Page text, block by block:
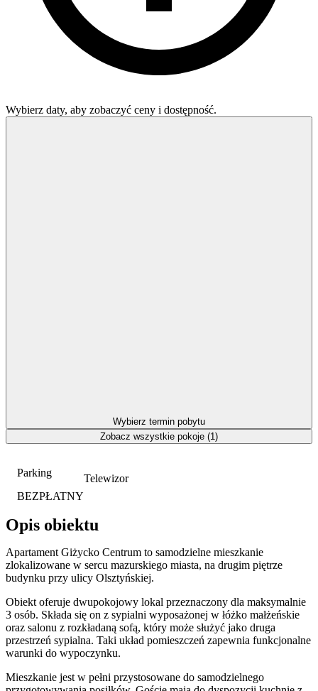
Parking
BEZPŁATNY
Telewizor
Opis obiektu
Apartament Giżycko Centrum to samodzielne mieszkanie
zlokalizowane w sercu mazurskiego miasta, na drugim piętrze
budynku przy ulicy Olsztyńskiej.
Obiekt oferuje dwupokojowy lokal przeznaczony dla maksymalnie
3 osób. Składa się on z sypialni wyposażonej w łóżko małżeńskie
oraz salonu z rozkładaną sofą, który może służyć jako druga
przestrzeń sypialna. Taki układ pomieszczeń zapewnia funkcjonalne
warunki do wypoczynku.
Mieszkanie jest w pełni przystosowane do samodzielnego
Wybierz daty, aby zobaczyć ceny i dostępność.
Wybierz termin pobytu
Zobacz wszystkie pokoje (1)